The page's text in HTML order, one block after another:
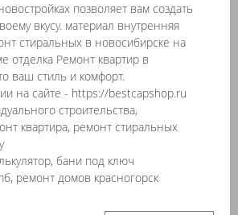
позволяет вам создать
вкусу. материал внутренняя
стиральных в новосибирске на
отделка Ремонт квартир в
ваш стиль и комфорт.
на сайте - https://bestcapshop.ru
строительства,
квартира, ремонт стиральных
бани под ключ
ремонт домов красногорск